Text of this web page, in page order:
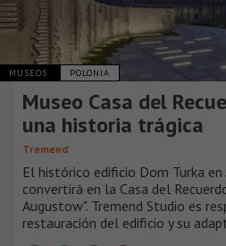
MUSEOS POLONIA
Museo Casa del
una historia trágica
Tremend
El histórico edificio Dom Turka
convertirá en la Casa del
Augustow". Tremend Studio es
restauración del edificio y su